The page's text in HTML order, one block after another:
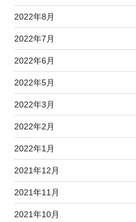
2022年8月
2022年7月
2022年6月
2022年5月
2022年3月
2022年2月
2022年1月
2021年12月
2021年11月
2021年10月